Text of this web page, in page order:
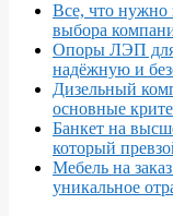
Все, что нужно
выбора
Опоры ЛЭП для
надёжную и
Дизельный
основные
Банкет на
который
Мебель на
уникальное